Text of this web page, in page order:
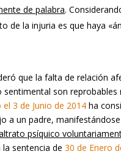
de palabra.
de la injuria es que haya
que la falta de relación
son
3 de Junio de 2014 ha
a un padre,
psíquico
la sentencia de30 de Enero